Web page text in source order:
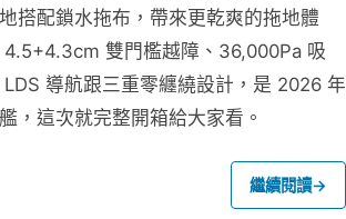
搭配鎖水拖布，帶來更乾爽的拖地體
4.5+4.3cm 雙門檻越障、36,000Pa 吸
導航跟三重零纏繞設計，是 2026 年
，這次就完整開箱給大家看。
繼續閱讀→